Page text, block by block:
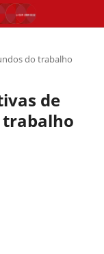
do trabalho
de
trabalho